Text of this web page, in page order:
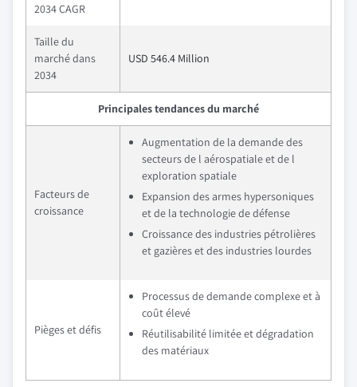
2034 CAGR
Taille du
marché dans
2034
USD 546.4 Million
Principales tendances du marché
Facteurs de
croissance
Augmentation de la demande des
secteurs de l aérospatiale et de l
exploration spatiale
Expansion des armes hypersoniques
et de la technologie de défense
Croissance des industries pétrolières
et gazières et des industries lourdes
Pièges et défis
Processus de demande complexe et à
coût élevé
Réutilisabilité limitée et dégradation
des matériaux